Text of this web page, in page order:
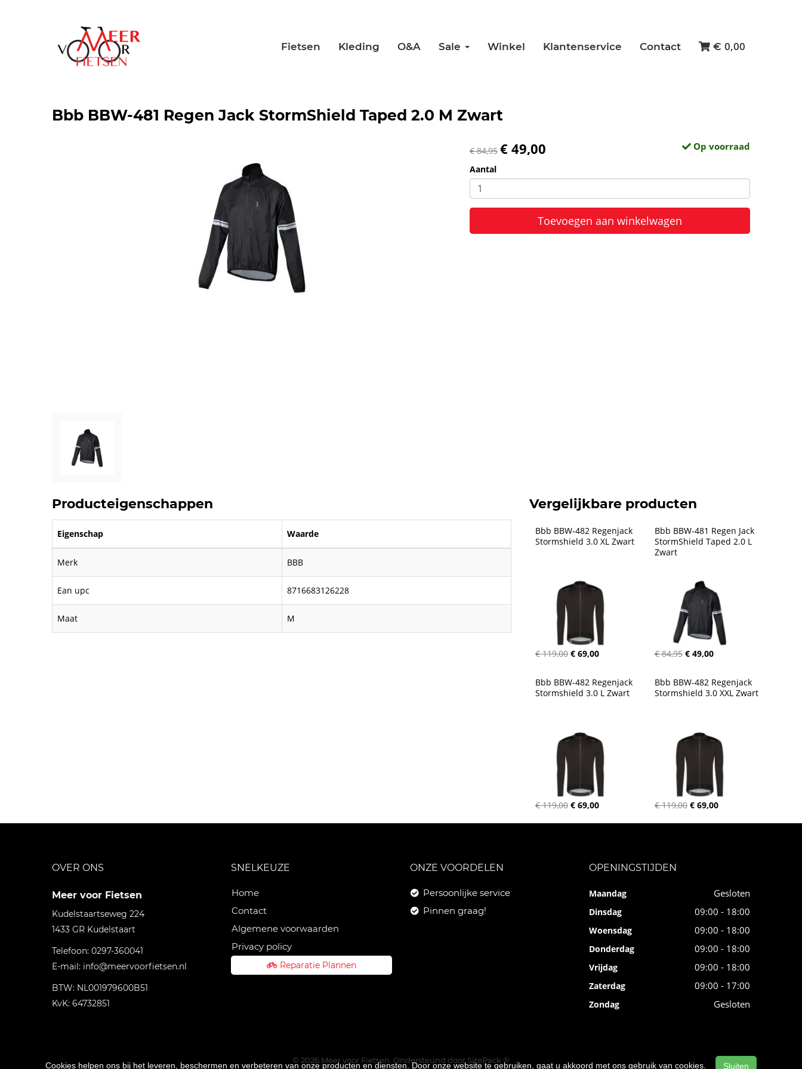
Fietsen Kleding O&A Sale Winkel Klantenservice Contact € 0,00
Bbb BBW-481 Regen Jack StormShield Taped 2.0 M Zwart
€ 84,95 € 49,00 Op voorraad
Aantal
Toevoegen aan winkelwagen
Producteigenschappen
Eigenschap Waarde
Merk BBB
Ean upc 8716683126228
Maat M
Vergelijkbare producten
Bbb BBW-482 Regenjack
Stormshield 3.0 XL Zwart
€ 119,00 € 69,00
Bbb BBW-481 Regen Jack
StormShield Taped 2.0 L
Zwart
€ 84,95 € 49,00
Bbb BBW-482 Regenjack
Stormshield 3.0 L Zwart
€ 119,00 € 69,00
Bbb BBW-482 Regenjack
Stormshield 3.0 XXL Zwart
€ 119,00 € 69,00
OVER ONS
Meer voor Fietsen
Kudelstaartseweg 224
1433 GR Kudelstaart
Telefoon: 0297-360041
E-mail: info@meervoorfietsen.nl
BTW: NL001979600B51
KvK: 64732851
SNELKEUZE
Home
Contact
Algemene voorwaarden
Privacy policy
Reparatie Plannen
ONZE VOORDELEN
Persoonlijke service
Pinnen graag!
OPENINGSTIJDEN
Maandag Gesloten
Dinsdag 09:00 - 18:00
Woensdag 09:00 - 18:00
Donderdag 09:00 - 18:00
Vrijdag 09:00 - 18:00
Zaterdag 09:00 - 17:00
Zondag Gesloten
© 2026 Meer voor Fietsen. Ondersteund door SitePack ®
Cookies helpen ons bij het leveren, beschermen en verbeteren van onze producten en diensten. Door onze website te gebruiken, gaat u akkoord met ons gebruik van cookies. Sluiten